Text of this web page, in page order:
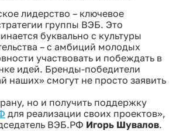
лидерство – ключевое
группы ВЭБ. Это
буквально с культуры
– с амбиций молодых
участвовать и побеждать в
идей. Бренды-победители
наших» смогут не просто заявить
но и получить поддержку
для реализации своих проектов»,
ВЭБ.РФ Игорь Шувалов.